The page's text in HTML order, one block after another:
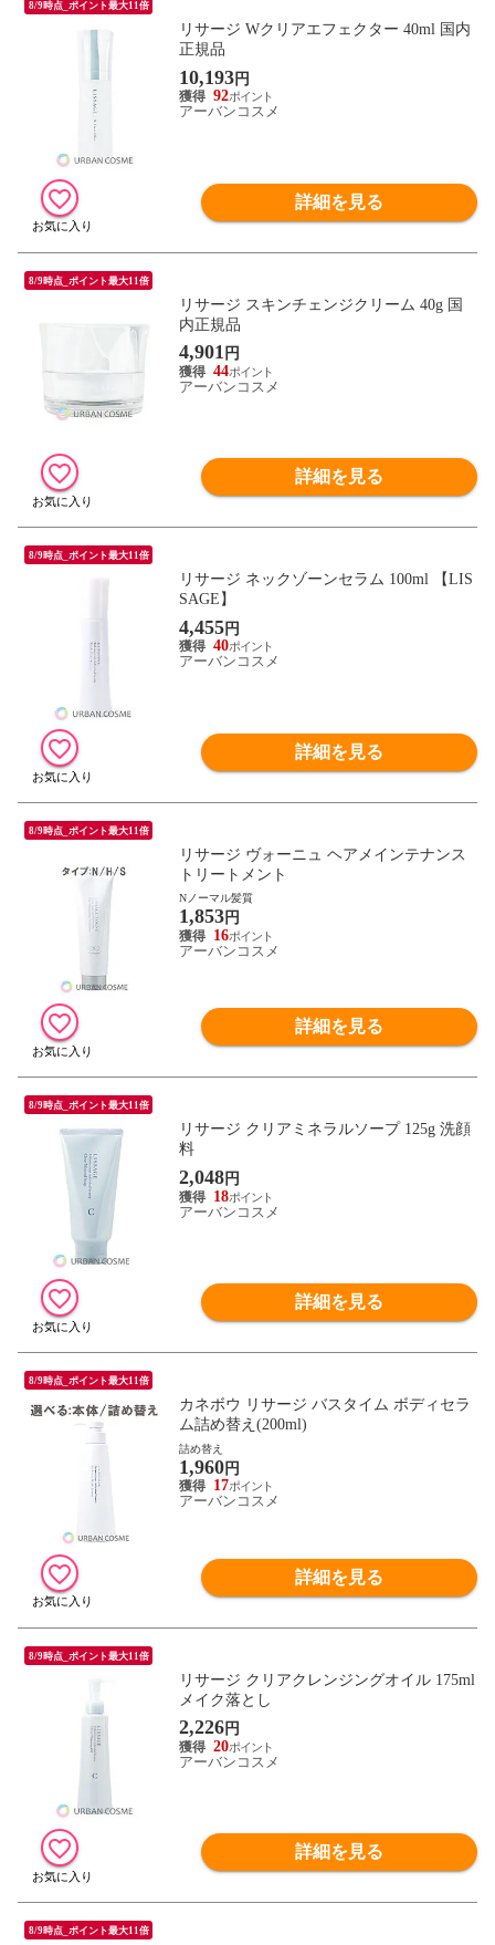
8/9時点_ポイント最大11倍
リサージ Wクリアエフェクター 40ml 国内
正規品
10,193円
92
アーバンコスメ
詳細を見る
8/9時点_ポイント最大11倍
リサージ スキンチェンジクリーム 40g 国
内正規品
4,901 円
44
アーバンコスメ
詳細を見る
8/9時点_ポイント最大11倍
リサージ ネックゾーンセラム 100ml 【LIS
SAGE】
4,455円
40
アーバンコスメ
詳細を見る
8/9時点_ポイント最大11倍
リサージ ヴォーニュ ヘアメインテナンス
トリートメント
Nノーマル髪質
1,853円
16
アーバンコスメ
詳細を見る
8/9時点_ポイント最大11倍
リサージ クリアミネラルソープ 125g 洗顔
料
2,048円
18
アーバンコスメ
詳細を見る
8/9時点_ポイント最大11倍
カネボウ リサージ バスタイム ボディセラ
ム詰め替え(200ml)
詰め替え
1,960円
17
アーバンコスメ
詳細を見る
8/9時点_ポイント最大11倍
リサージ クリアクレンジングオイル 175ml
メイク落とし
2,226円
20
アーバンコスメ
詳細を見る
8/9時点_ポイント最大11倍